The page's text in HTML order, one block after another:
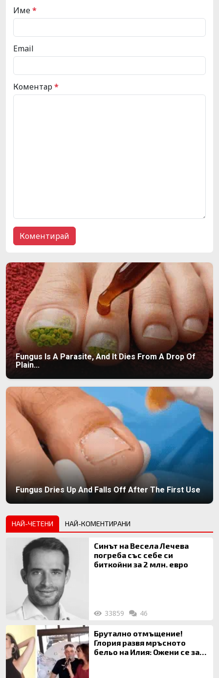
Име*
Email
Коментар*
Fungus Is A Parasite, And It Dies From A Drop Of
Plain...
Fungus Dries Up And Falls Off After The First Use
НАЙ-ЧЕТЕНИ НАЙ-КОМЕНТИРАНИ
Синът на Весела Лечева
погреба със себе си
биткойни за 2 млн. евро
33859 46
Брутално отмъщение!
Глория развя мръсното
бельо на Илия: Ожени се за